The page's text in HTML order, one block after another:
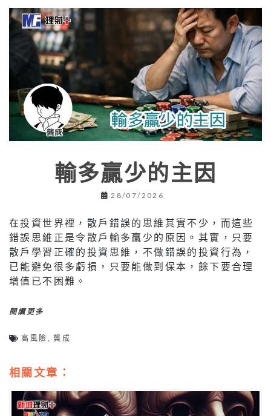
輸多贏少的主因
28/07/2026
在投資世界裡，散戶錯誤的思維其實不少，而這些
錯誤思維正是令散戶輸多贏少的原因。其實，只要
散戶學習正確的投資思維，不做錯誤的投資行為，
已能避免很多虧損，只要能做到保本，餘下要合理
增值已不困難。
閱讀更多
高風險 ,龔成
相關文章：